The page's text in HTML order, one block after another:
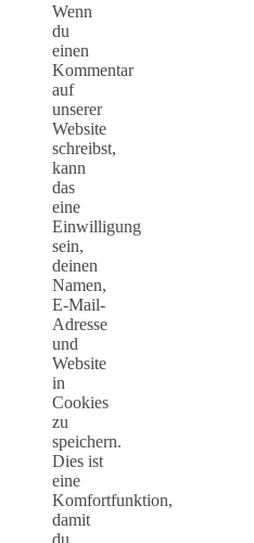
Wenn
du
einen
Kommentar
auf
unserer
Website
schreibst,
kann
das
eine
Einwilligung
sein,
deinen
Namen,
E-Mail-
Adresse
und
Website
in
Cookies
zu
speichern.
Dies ist
eine
Komfortfunktion,
damit
du